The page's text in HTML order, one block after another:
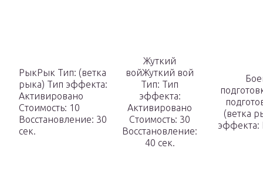
РыкРык Тип: (ветка
рыка) Тип эффекта:
Активировано
Стоимость: 10
Восстановление: 30
сек.
Жуткий
войЖуткий вой
Тип: Тип
эффекта:
Активировано
Стоимость: 30
Восстановление:
40 сек.
(ветка
эффекта: